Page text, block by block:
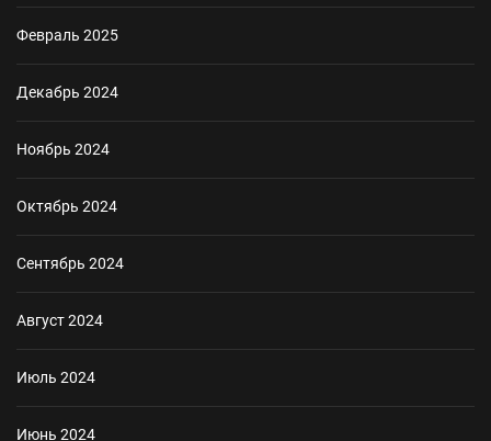
Февраль 2025
Декабрь 2024
Ноябрь 2024
Октябрь 2024
Сентябрь 2024
Август 2024
Июль 2024
Июнь 2024